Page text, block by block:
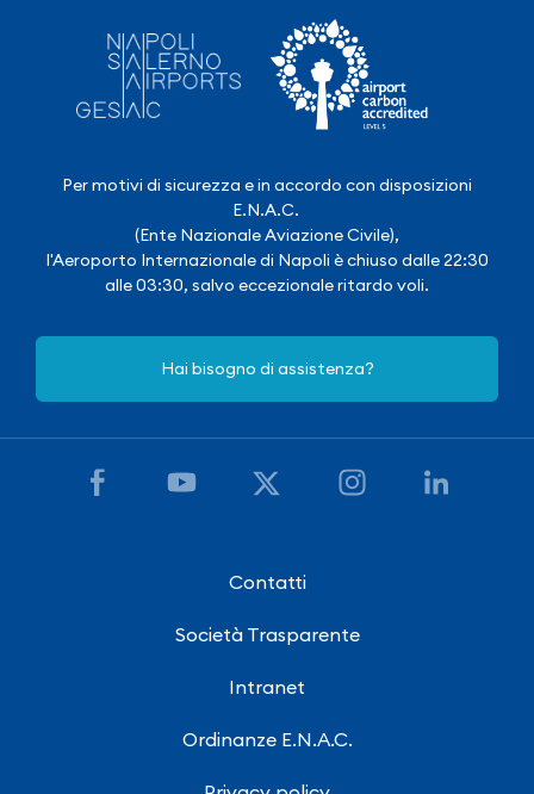
Per motivi di sicurezza e in accordo con disposizioni
E.N.A.C.
(Ente Nazionale Aviazione Civile),
l'Aeroporto Internazionale di Napoli è chiuso dalle 22:30
alle 03:30, salvo eccezionale ritardo voli.
Hai bisogno di assistenza?
Contatti
Società Trasparente
Intranet
Ordinanze E.N.A.C.